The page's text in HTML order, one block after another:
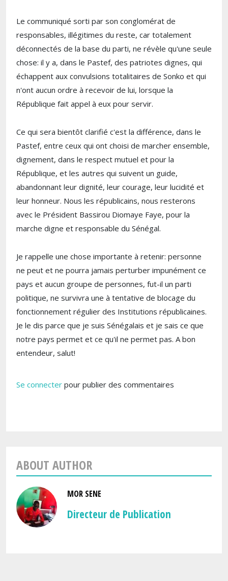
Le communiqué sorti par son conglomérat de
responsables, illégitimes du reste, car totalement
déconnectés de la base du parti, ne révèle qu'une seule
chose: il y a, dans le Pastef, des patriotes dignes, qui
échappent aux convulsions totalitaires de Sonko et qui
n'ont aucun ordre à recevoir de lui, lorsque la
République fait appel à eux pour servir.
Ce qui sera bientôt clarifié c'est la différence, dans le
Pastef, entre ceux qui ont choisi de marcher ensemble,
dignement, dans le respect mutuel et pour la
République, et les autres qui suivent un guide,
abandonnant leur dignité, leur courage, leur lucidité et
leur honneur. Nous les républicains, nous resterons
avec le Président Bassirou Diomaye Faye, pour la
marche digne et responsable du Sénégal.
Je rappelle une chose importante à retenir: personne
ne peut et ne pourra jamais perturber impunément ce
pays et aucun groupe de personnes, fut-il un parti
politique, ne survivra une à tentative de blocage du
fonctionnement régulier des Institutions républicaines.
Je le dis parce que je suis Sénégalais et je sais ce que
notre pays permet et ce qu'il ne permet pas. A bon
entendeur, salut!
Se connecter pour publier des commentaires
ABOUT AUTHOR
MOR SENE
Directeur de Publication